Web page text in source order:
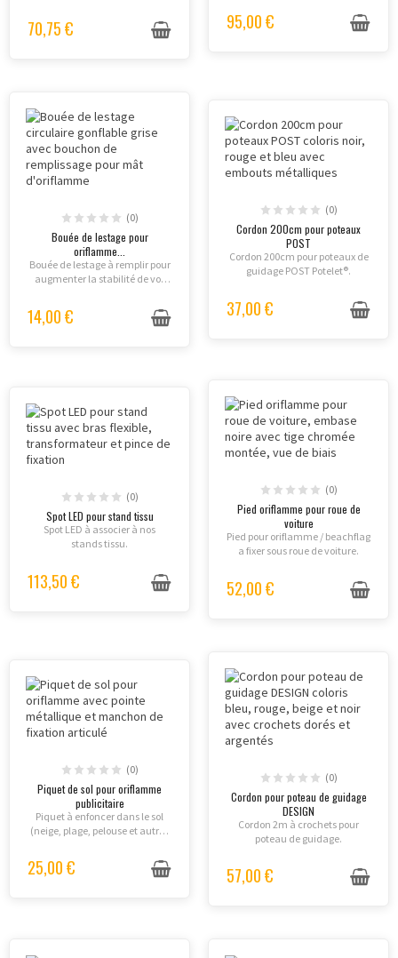
70,75 € 95,00 €
(0)
Bouée de lestage pour
oriflamme...
Bouée de lestage à remplir pour
augmenter la stabilité de vos
14,00 €
(0)
Cordon 200cm pour poteaux
POST
Cordon 200cm pour poteaux de
guidage POST Potelet®.
37,00 €
(0)
Spot LED pour stand tissu
Spot LED à associer à nos
stands tissu.
113,50 €
(0)
Pied oriflamme pour roue de
voiture
Pied pour oriflamme / beachflag
a fixer sous roue de voiture.
52,00 €
(0)
Piquet de sol pour oriflamme
publicitaire
Piquet à enfoncer dans le sol
(neige, plage, pelouse et autres
25,00 €
(0)
Cordon pour poteau de guidage
DESIGN
Cordon 2m à crochets pour
poteau de guidage.
57,00 €